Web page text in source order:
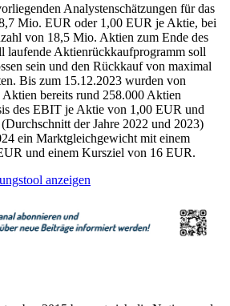
Analystenschätzungen für das
Mio. EUR oder 1,00 EUR je Aktie, bei
von 18,5 Mio. Aktien zum Ende des
laufende Aktienrückkaufprogramm soll
sein und den Rückkauf von maximal
Bis zum 15.12.2023 wurden von
bereits rund 258.000 Aktien
des EBIT je Aktie von 1,00 EUR und
der Jahre 2022 und 2023)
ein Marktgleichgewicht mit einem
und einem Kursziel von 16 EUR.
anzeigen